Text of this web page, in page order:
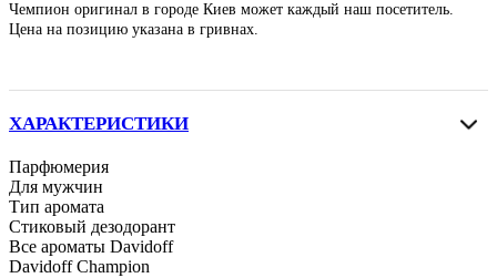
Чемпион оригинал в городе Киев может каждый наш посетитель.
Цена на позицию указана в гривнах.
ХАРАКТЕРИСТИКИ
Парфюмерия
Для мужчин
Тип аромата
Стиковый дезодорант
Все ароматы Davidoff
Davidoff Champion